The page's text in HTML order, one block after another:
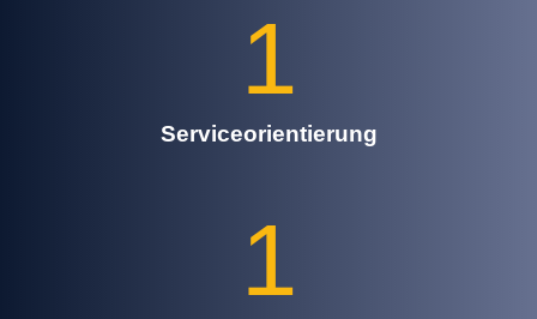
1
Serviceorientierung
1